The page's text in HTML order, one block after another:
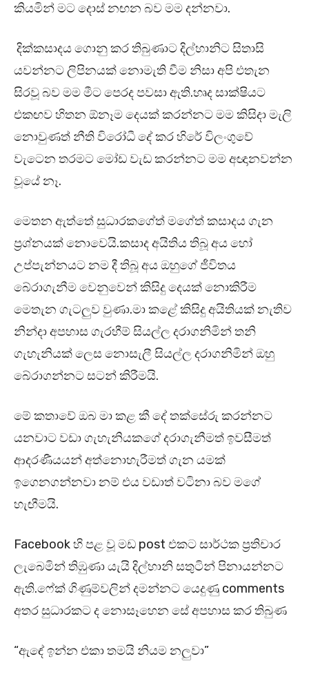
කියමින් මට දොස් නඟන බව මම දන්නවා.
දික්කසාදය ගොනු කර තිබුණාට දිල්හානිට සිතාසි
යවන්නට ලිපිනයක් නොමැති වීම නිසා අපි එතැන
සිරවූ බව මම මීට පෙරද පවසා ඇති.හෘද සාක්ෂියට
එකඟව හිතන ඕනෑම දෙයක් කරන්නට මම කිසිදා මැලි
නොවුණත් නීති විරෝධී දේ කර හිරේ විලංගුවේ
වැටෙන තරමට මෝඩ වැඩ කරන්නට මම අඥානවන්න
වූයේ නෑ.
මෙතන ඇත්තේ සුධාරකගේත් මගේත් කසාදය ගැන
ප්‍රශ්නයක් නොවෙයි.කසාද අයිතිය තිබූ අය හෝ
උප්පැන්නයට නම දී තිබූ අය ඔහුගේ ජීවිතය
බේරාගැනීම වෙනුවෙන් කිසිදු දෙයක් නොකිරීම
මෙතැන ගැටලුව වුණා.මා කළේ කිසිදු අයිතියක් නැතිව
නින්දා අපහාස ගැරහීම් සියල්ල දරාගනිමින් තනි
ගැහැනියක් ලෙස නොසැලී සියල්ල දරාගනිමින් ඔහු
බේරාගන්නට සටන් කිරීමයි.
මේ කතාවේ ඔබ මා කළ කී දේ තක්සේරු කරන්නට
යනවාට වඩා ගැහැනියකගේ දරාගැනීමත් ඉවසීමත්
ආදරණීයයන් අත්නොහැරීමත් ගැන යමක්
ඉගෙනගන්නවා නම් එය වඩාත් වටිනා බව මගේ
හැඟීමයි.
Facebook හි පළ වූ මඩ post එකට සාර්ථක ප්‍රතිචාර
ලැබෙමින් තිඹුණා යැයි දිල්හානි සතුටින් පිනායන්නට
ඇති.ෆේක් ගිණුම්වලින් දමන්නට යෙදුණු comments
අතර සුධාරකට ද නොසෑහෙන සේ අපහාස කර තිබුණ
“ඇඳේ ඉන්න එකා තමයි නියම නලුවා”